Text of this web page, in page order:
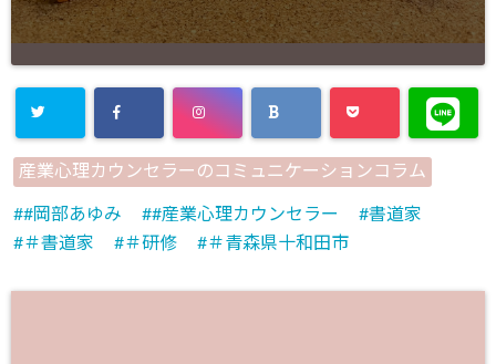
産業心理カウンセラーのコミュニケーションコラム
#岡部あゆみ #産業心理カウンセラー
書道家
＃書道家
＃研修 ＃青森県十和田市